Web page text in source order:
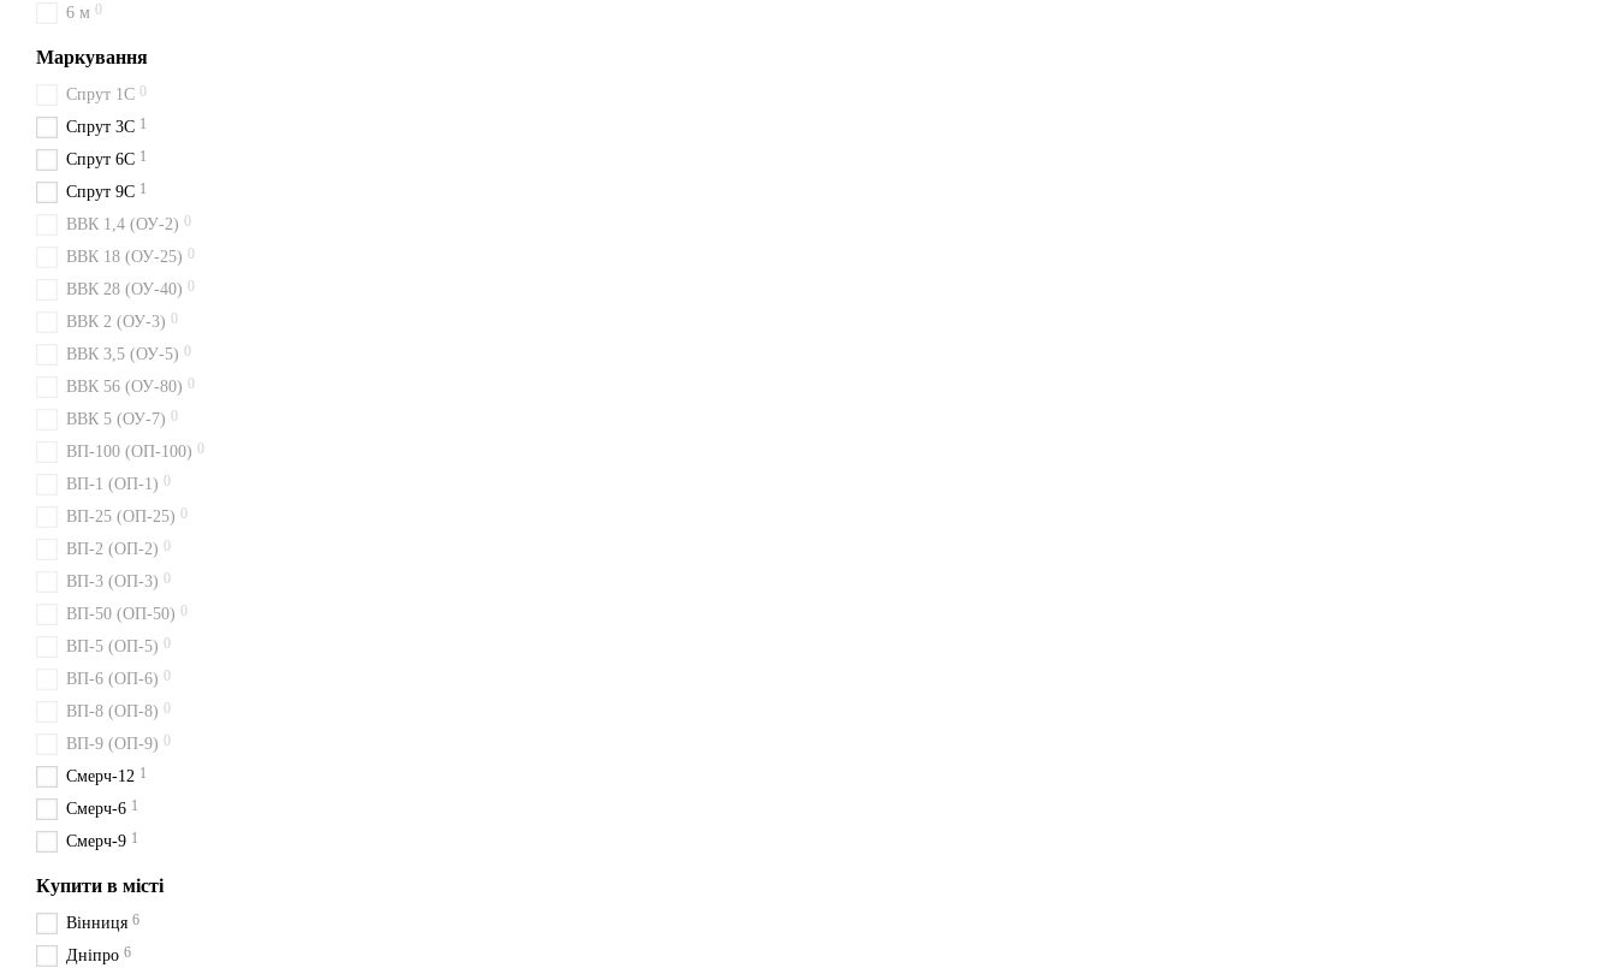
6 м 0
Маркування
Спрут 1С 0
Спрут 3С 1
Спрут 6С 1
Спрут 9С 1
ВВК 1,4 (ОУ-2) 0
ВВК 18 (ОУ-25) 0
ВВК 28 (ОУ-40) 0
ВВК 2 (ОУ-3) 0
ВВК 3,5 (ОУ-5) 0
ВВК 56 (ОУ-80) 0
ВВК 5 (ОУ-7) 0
ВП-100 (ОП-100) 0
ВП-1 (ОП-1) 0
ВП-25 (ОП-25) 0
ВП-2 (ОП-2) 0
ВП-3 (ОП-3) 0
ВП-50 (ОП-50) 0
ВП-5 (ОП-5) 0
ВП-6 (ОП-6) 0
ВП-8 (ОП-8) 0
ВП-9 (ОП-9) 0
Смерч-12 1
Смерч-6 1
Смерч-9 1
Купити в місті
Вінниця 6
Дніпро 6